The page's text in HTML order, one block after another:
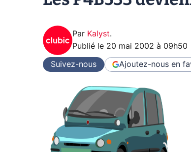
Par Kalyst.
Publié le 20 mai 2002 à 09h50
Suivez-nous Ajoutez-nous en